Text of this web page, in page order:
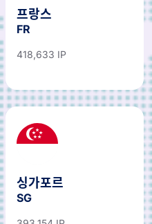
프랑스
FR
418,633 IP
싱가포르
SG
393,154 IP